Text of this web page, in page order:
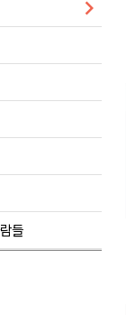
평창군 계촌5리 깡촌음악
들